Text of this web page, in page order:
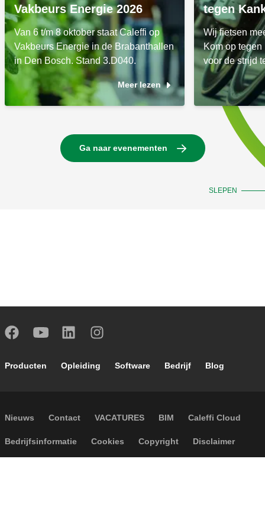
Vakbeurs Energie 2026
Van 6 t/m 8 oktober staat Caleffi op
Vakbeurs Energie in de Brabanthallen
in Den Bosch. Stand 3.D040.
Meer lezen
tegen
Wij fietsen
Kom op
voor de strijd
SLEPEN
Ga naar evenementen
Footer main navigation
Producten Opleiding Software Bedrijf Blog
Footer secondary navigation
Nieuws Contact VACATURES BIM Caleffi Cloud
Footer menu
Bedrijfsinformatie Cookies Copyright Disclaimer